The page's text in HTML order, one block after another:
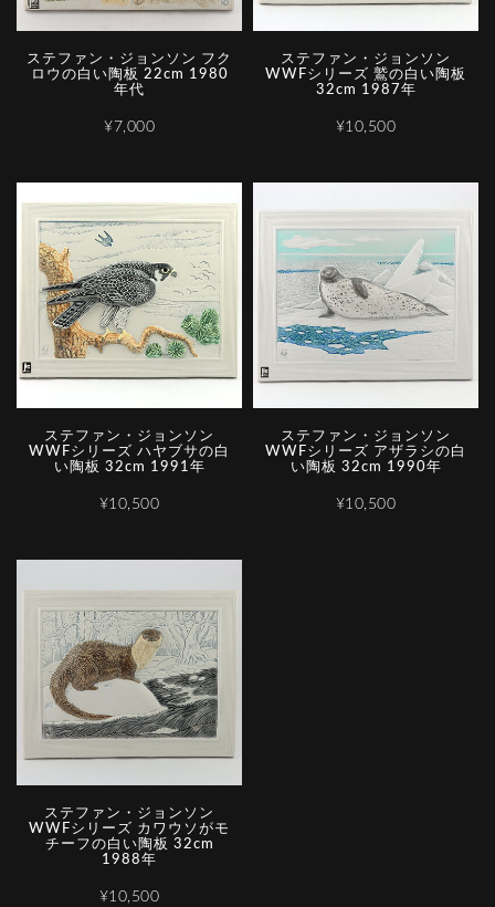
ステファン・ジョンソン フク
ロウの白い陶板 22cm 1980
年代
¥7,000
ステファン・ジョンソン
WWFシリーズ 鷲の白い陶板
32cm 1987年
¥10,500
ステファン・ジョンソン
WWFシリーズ ハヤブサの白
い陶板 32cm 1991年
¥10,500
ステファン・ジョンソン
WWFシリーズ アザラシの白
い陶板 32cm 1990年
¥10,500
ステファン・ジョンソン
WWFシリーズ カワウソがモ
チーフの白い陶板 32cm
1988年
¥10,500